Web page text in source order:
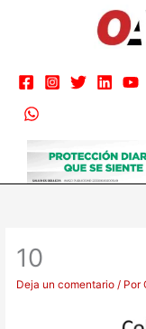
10
Deja un comentario / Por